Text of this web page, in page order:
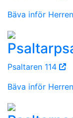
Bäva inför
Psaltaren 114
Bäva inför